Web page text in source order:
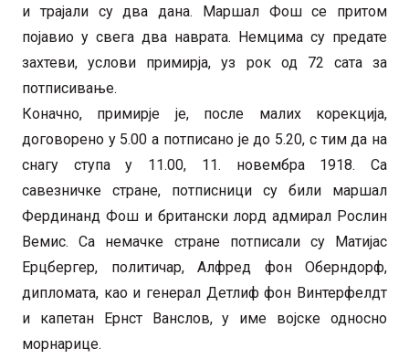
и трајали су два дана. Маршал Фош се притом
појавио у свега два наврата. Немцима су предате
захтеви, услови примирја, уз рок од 72 сата за
потписивање.
Коначно, примирје је, после малих корекција,
договорено у 5.00 а потписано је до 5.20, с тим да на
снагу ступа у 11.00, 11. новембра 1918. Са
савезничке стране, потписници су били маршал
Фердинанд Фош и британски лорд адмирал Рослин
Вемис. Са немачке стране потписали су Матијас
Ерцбергер, политичар, Алфред фон Оберндорф,
дипломата, као и генерал Детлиф фон Винтерфелдт
и капетан Ернст Ванслов, у име војске односно
морнарице.